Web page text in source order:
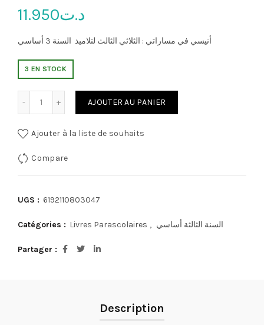
د.ت11.950
أنيسي في مساراتي : الثلاثي الثالث لتلاميذ السنة 3 أساسي
3 EN STOCK
AJOUTER AU PANIER
Ajouter à la liste de souhaits
Compare
UGS : 6192110803047
Catégories : Livres Parascolaires , السنة الثالثة أساسي
Partager
Description